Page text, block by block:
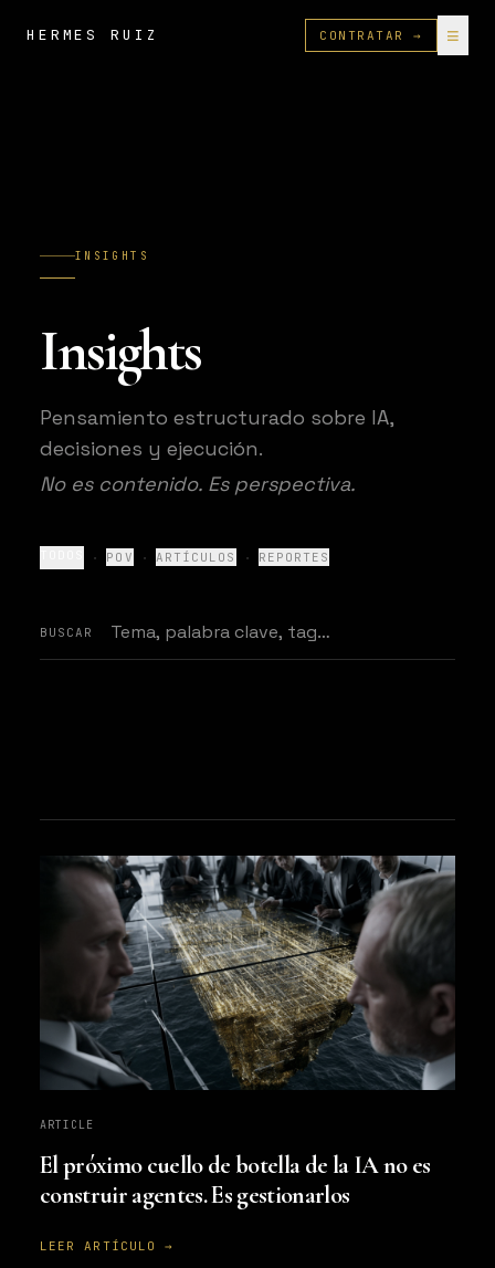
HERMES RUIZ CONTRATAR → ≡
INSIGHTS
Insights
Pensamiento estructurado sobre IA,
decisiones y ejecución.
No es contenido. Es perspectiva.
· POV · ARTÍCULOS · REPORTES
BUSCAR
ARTICLE
El próximo cuello de botella de la IA no es
construir agentes. Es gestionarlos
LEER ARTÍCULO →